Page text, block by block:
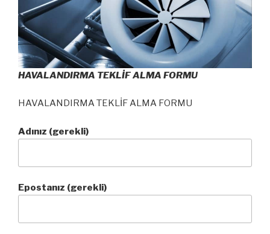
HAVALANDIRMA TEKLİF ALMA FORMU
HAVALANDIRMA TEKLİF ALMA FORMU
Adınız (gerekli)
Epostanız (gerekli)